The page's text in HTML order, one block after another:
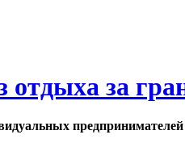
отдыха за